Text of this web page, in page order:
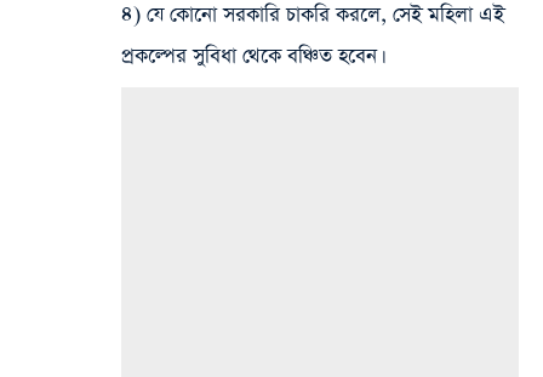
৪) যে কোনো সরকারি চাকরি করলে, সেই মহিলা এই
প্রকল্পের সুবিধা থেকে বঞ্চিত হবেন।